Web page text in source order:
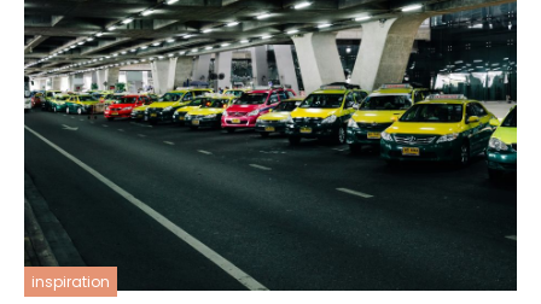
inspiration